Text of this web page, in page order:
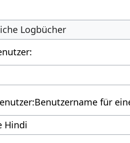
Logbücher
für